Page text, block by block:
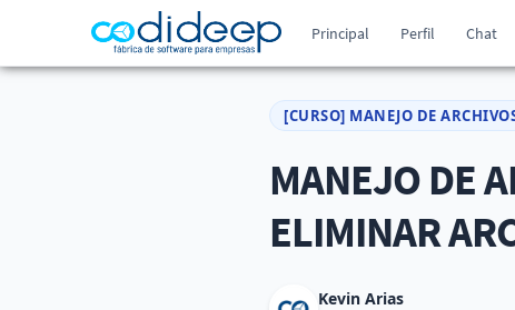
Principal Perfil Chat
[CURSO] MANEJO DE
MANEJO DE
ELIMINAR
Kevin Arias